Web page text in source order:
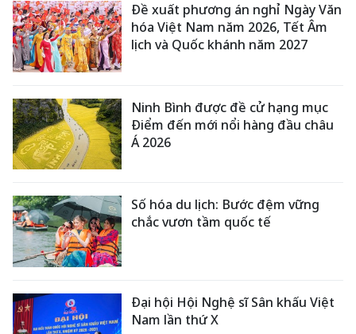
Đề xuất phương án nghỉ Ngày Văn
hóa Việt Nam năm 2026, Tết Âm
lịch và Quốc khánh năm 2027
Ninh Bình được đề cử hạng mục
Điểm đến mới nổi hàng đầu châu
Á 2026
Số hóa du lịch: Bước đệm vững
chắc vươn tầm quốc tế
Đại hội Hội Nghệ sĩ Sân khấu Việt
Nam lần thứ X